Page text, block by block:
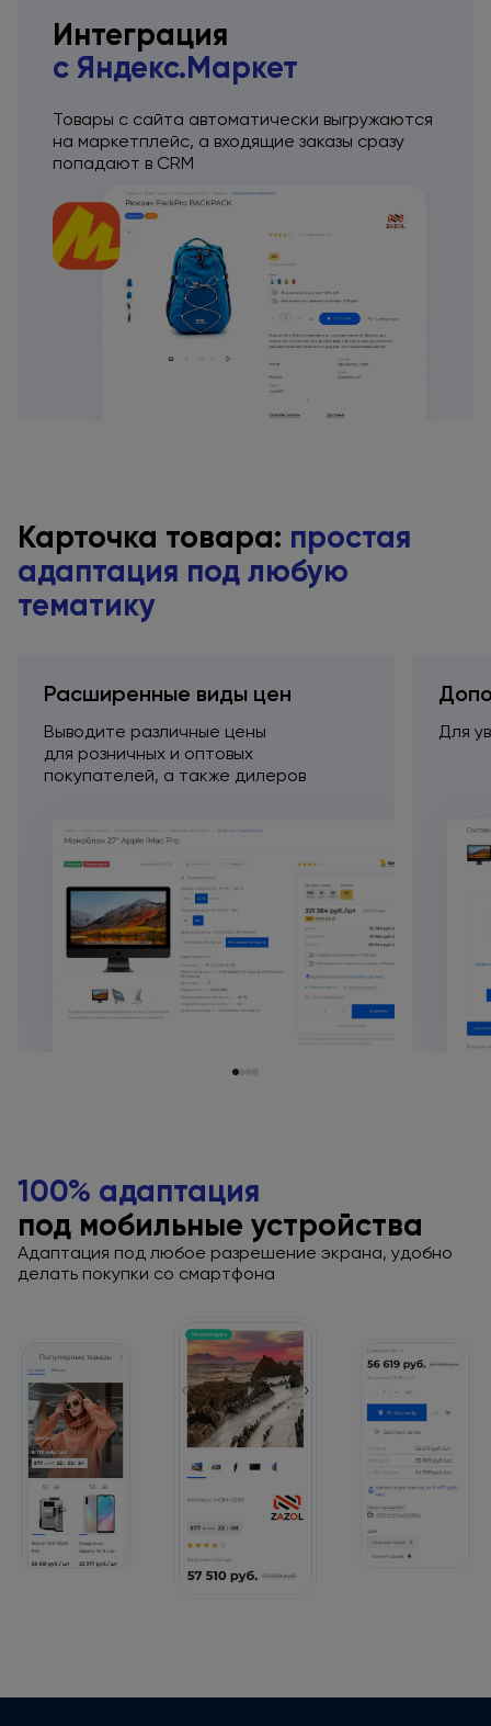
Интеграция
с Яндекс.Маркет
Товары с сайта автоматически выгружаются
на маркетплейс, а входящие заказы сразу
попадают в CRM
Карточка товара: простая
адаптация под любую
тематику
Расширенные виды цен
Выводите различные цены
для розничных и оптовых
покупателей, а также дилеров
Для
100% адаптация
под мобильные устройства
Адаптация под любое разрешение экрана, удобно
делать покупки со смартфона